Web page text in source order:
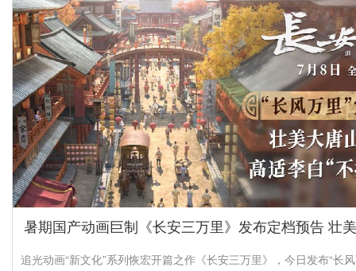
暑期国产动画巨制《长安三万里》发布定档预告 壮
追光动画“新文化”系列恢宏开篇之作《长安三万里》，今日发布“长